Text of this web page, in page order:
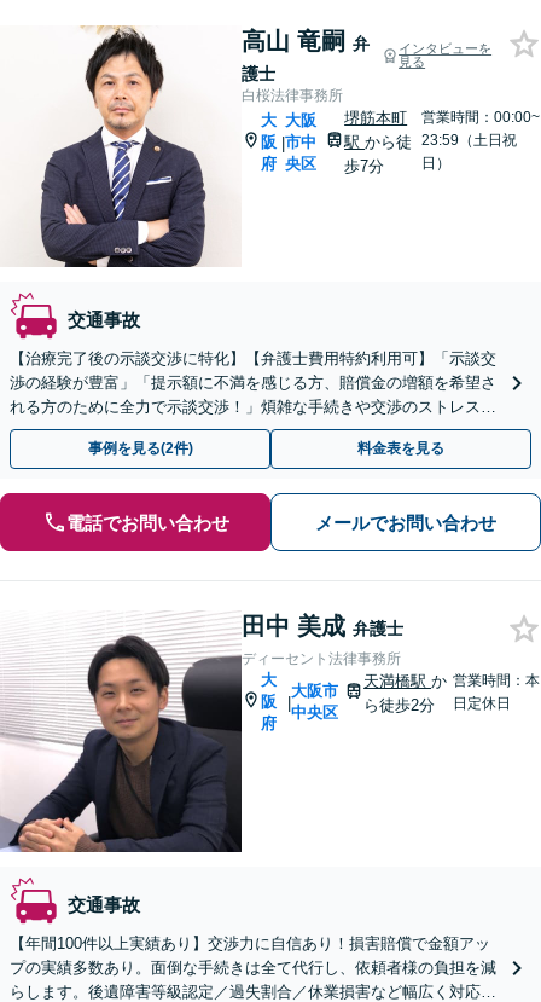
高山 竜嗣 弁
護士
インタビューを
見る
白桜法律事務所
大
阪
府
|
大阪
市中
央区
堺筋本町
駅から徒
歩7分
営業時間：00:00~
23:59（土日祝
日）
交通事故
【治療完了後の示談交渉に特化】【弁護士費用特約利用可】「示談交
渉の経験が豊富」「提示額に不満を感じる方、賠償金の増額を希望さ
れる方のために全力で示談交渉！」煩雑な手続きや交渉のストレスか
ら解放し、賠償金アップを目指します【休日・夜間相談可】
事例を見る(2件) 料金表を見る
電話でお問い合わせ メールでお問い合わせ
田中 美成 弁護士
ディーセント法律事務所
大
阪
府
|
大阪市
中央区
天満橋駅か
ら徒歩2分
営業時間：本
日定休日
交通事故
【年間100件以上実績あり】交渉力に自信あり！損害賠償で金額アッ
プの実績多数あり。面倒な手続きは全て代行し、依頼者様の負担を減
らします。後遺障害等級認定／過失割合／休業損害など幅広く対応